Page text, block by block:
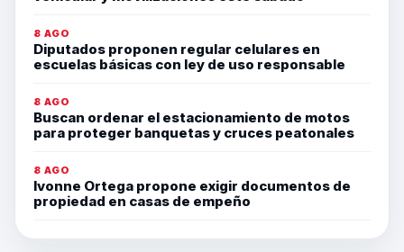
8 AGO
Diputados proponen regular celulares en
escuelas básicas con ley de uso responsable
8 AGO
Buscan ordenar el estacionamiento de motos
para proteger banquetas y cruces peatonales
8 AGO
Ivonne Ortega propone exigir documentos de
propiedad en casas de empeño